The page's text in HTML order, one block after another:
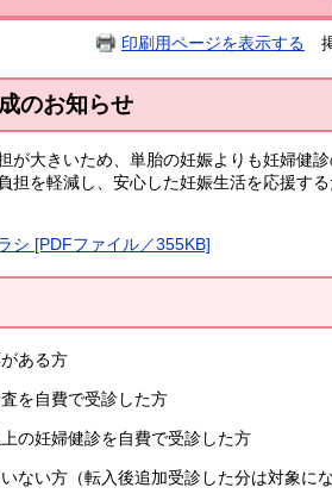
印刷用ページを表示する
のお知らせ
が大きいため、単胎の妊娠よりも妊婦健
担を軽減し、安心した妊娠生活を応援す
シ [PDFファイル／355KB]
ある方
を自費で受診した方
の妊婦健診を自費で受診した方
ない方（転入後追加受診した分は対象にな